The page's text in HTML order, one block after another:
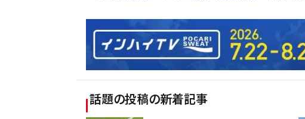
話題の投稿の新着記事